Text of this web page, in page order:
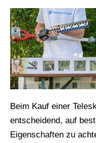
Beim Kauf einer
entscheidend, auf
Eigenschaften zu